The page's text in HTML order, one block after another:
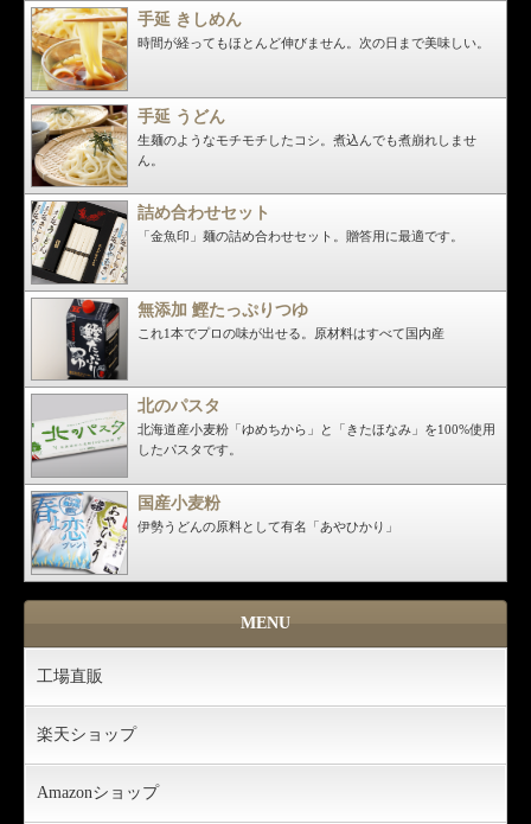
手延 きしめん
時間が経ってもほとんど伸びません。次の日まで美味しい。
手延 うどん
生麺のようなモチモチしたコシ。煮込んでも煮崩れしませ
ん。
詰め合わせセット
「金魚印」麺の詰め合わせセット。贈答用に最適です。
無添加 鰹たっぷりつゆ
これ1本でプロの味が出せる。原材料はすべて国内産
北のパスタ
北海道産小麦粉「ゆめちから」と「きたほなみ」を100%使用
したパスタです。
国産小麦粉
伊勢うどんの原料として有名「あやひかり」
MENU
工場直販
楽天ショップ
Amazonショップ